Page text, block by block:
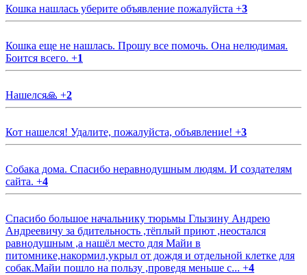
Кошка нашлась уберите объявление пожалуйста +3
Кошка еще не нашлась. Прошу все помочь. Она нелюдимая.
Боится всего. +1
Нашелся🙏 +2
Кот нашелся! Удалите, пожалуйста, объявление! +3
Собака дома. Спасибо неравнодушным людям. И создателям
сайта. +4
Спасибо большое начальнику тюрьмы Глызину Андрею
Андреевичу за бдительность ,тёплый приют ,неостался
равнодушным ,а нашёл место для Майи в
питомнике,накормил,укрыл от дождя и отдельной клетке для
собак.Майи пошло на пользу ,проведя меньше с... +4